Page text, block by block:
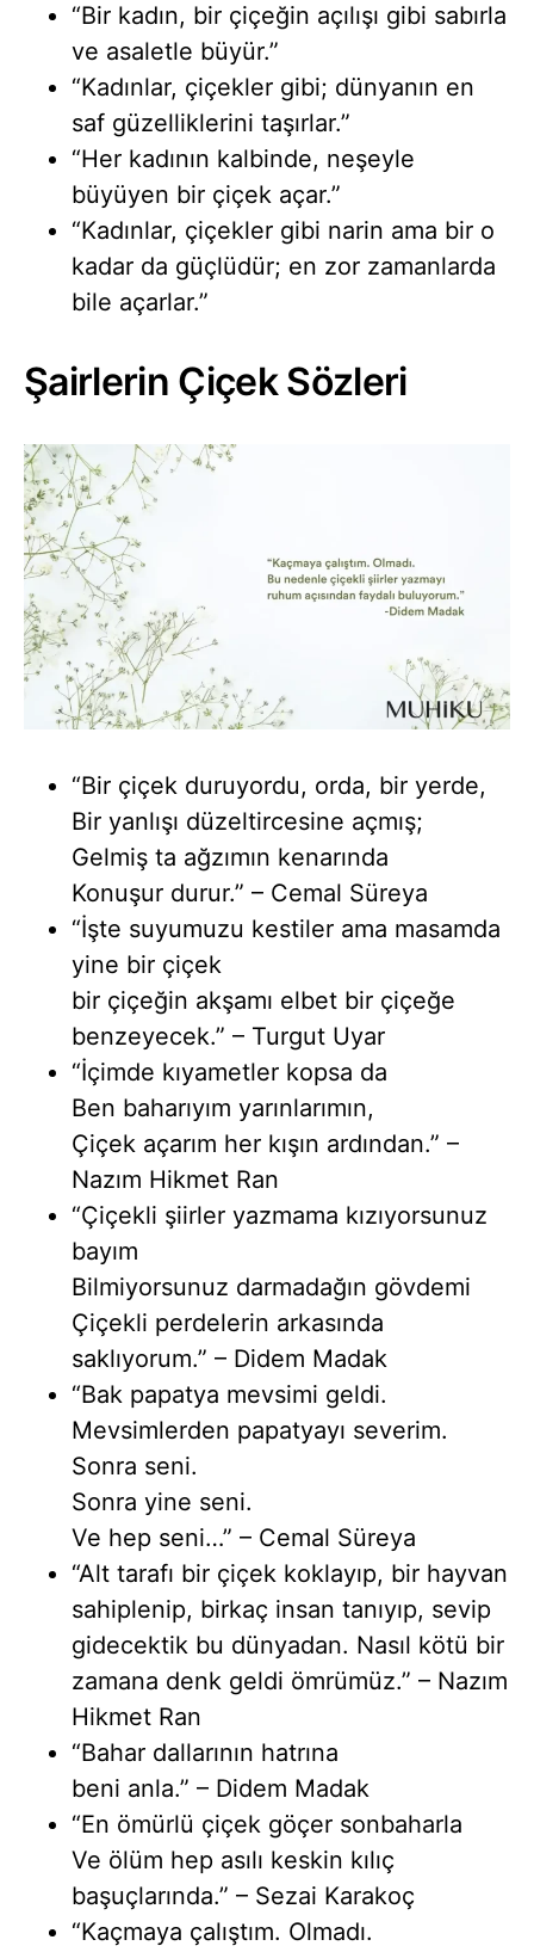
“Bir kadın, bir çiçeğin açılışı gibi sabırla
ve asaletle büyür.”
“Kadınlar, çiçekler gibi; dünyanın en
saf güzelliklerini taşırlar.”
“Her kadının kalbinde, neşeyle
büyüyen bir çiçek açar.”
“Kadınlar, çiçekler gibi narin ama bir o
kadar da güçlüdür; en zor zamanlarda
bile açarlar.”
Şairlerin Çiçek Sözleri
“Bir çiçek duruyordu, orda, bir yerde,
Bir yanlışı düzeltircesine açmış;
Gelmiş ta ağzımın kenarında
Konuşur durur.” – Cemal Süreya
“İşte suyumuzu kestiler ama masamda
yine bir çiçek
bir çiçeğin akşamı elbet bir çiçeğe
benzeyecek.” – Turgut Uyar
“İçimde kıyametler kopsa da
Ben baharıyım yarınlarımın,
Çiçek açarım her kışın ardından.” –
Nazım Hikmet Ran
“Çiçekli şiirler yazmama kızıyorsunuz
bayım
Bilmiyorsunuz darmadağın gövdemi
Çiçekli perdelerin arkasında
saklıyorum.” – Didem Madak
“Bak papatya mevsimi geldi.
Mevsimlerden papatyayı severim.
Sonra seni.
Sonra yine seni.
Ve hep seni…” – Cemal Süreya
“Alt tarafı bir çiçek koklayıp, bir hayvan
sahiplenip, birkaç insan tanıyıp, sevip
gidecektik bu dünyadan. Nasıl kötü bir
zamana denk geldi ömrümüz.” – Nazım
Hikmet Ran
“Bahar dallarının hatrına
beni anla.” – Didem Madak
“En ömürlü çiçek göçer sonbaharla
Ve ölüm hep asılı keskin kılıç
başuçlarında.” – Sezai Karakoç
“Kaçmaya çalıştım. Olmadı.